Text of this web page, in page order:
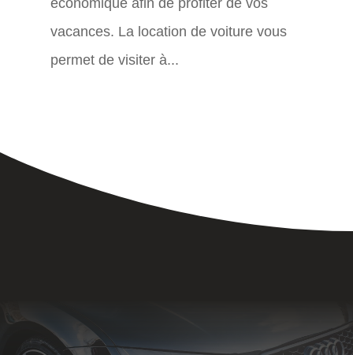
vacances. La location de voiture vous
permet de visiter à...